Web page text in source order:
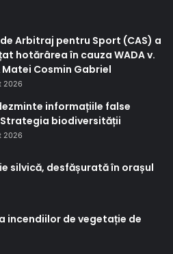
Arbitraj pentru Sport (CAS) a
hotărârea în cauza WADA v.
Matei Cosmin Gabriel
2026
informațiile false
biodiversității
2026
silvică, desfășurată în orașul
incendiilor de vegetație de